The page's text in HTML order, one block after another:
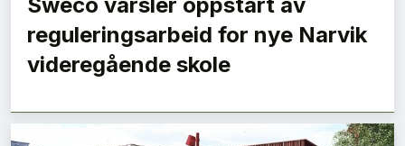
reguleringsarbeid for nye Narvik
videregående skole